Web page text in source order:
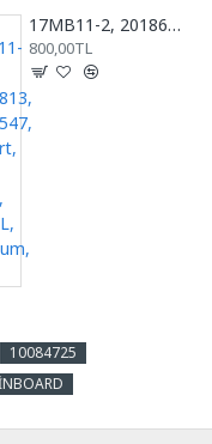
17MB11-2, 20186813, 10033547, Anakart, Main Board, VESTEL, Millenium, 32''
800,00TL
10084725